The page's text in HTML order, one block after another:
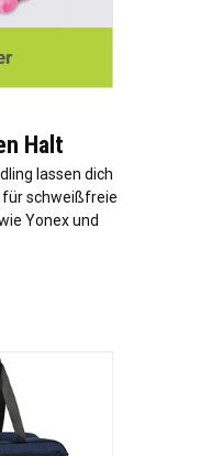
Halt
lassen dich
für schweißfreie
Yonex und